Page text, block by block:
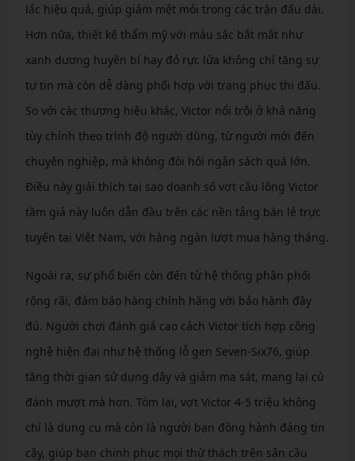
lắc hiệu quả, giúp giảm mệt mỏi trong các trận đấu dài.
Hơn nữa, thiết kế thẩm mỹ với màu sắc bắt mắt như
xanh dương huyền bí hay đỏ rực lửa không chỉ tăng sự
tự tin mà còn dễ dàng phối hợp với trang phục thi đấu.
So với các thương hiệu khác, Victor nổi trội ở khả năng
tùy chỉnh theo trình độ người dùng, từ người mới đến
chuyên nghiệp, mà không đòi hỏi ngân sách quá lớn.
Điều này giải thích tại sao doanh số vợt cầu lông Victor
tầm giá này luôn dẫn đầu trên các nền tảng bán lẻ trực
tuyến tại Việt Nam, với hàng ngàn lượt mua hàng tháng.
Ngoài ra, sự phổ biến còn đến từ hệ thống phân phối
rộng rãi, đảm bảo hàng chính hãng với bảo hành đầy
đủ. Người chơi đánh giá cao cách Victor tích hợp công
nghệ hiện đại như hệ thống lỗ gen Seven-Six76, giúp
tăng thời gian sử dụng dây và giảm ma sát, mang lại cú
đánh mượt mà hơn. Tóm lại, vợt Victor 4-5 triệu không
chỉ là dụng cụ mà còn là người bạn đồng hành đáng tin
cậy, giúp bạn chinh phục mọi thử thách trên sân cầu